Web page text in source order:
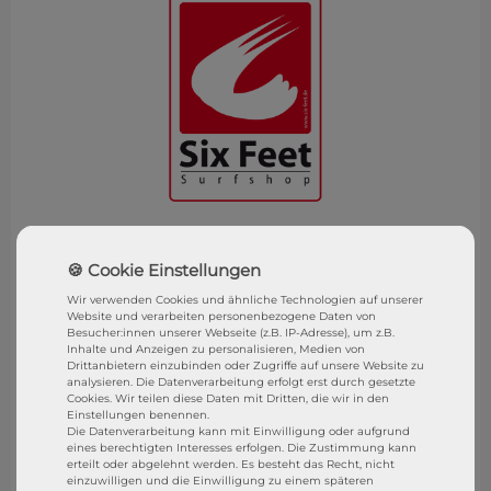
Besucht uns gerne in unserem Shop in Wasserburg.
SixFeet Surf & SUP SHOP
Sandgraben 1
88142 Wasserburg (B)
Store Öffnungszeiten
Wir verwenden Cookies und ähnliche Technologien auf unserer
Website und verarbeiten personenbezogene Daten von
Besucher:innen unserer Webseite (z.B. IP-Adresse), um z.B.
Inhalte und Anzeigen zu personalisieren, Medien von
Drittanbietern einzubinden oder Zugriffe auf unsere Website zu
analysieren. Die Datenverarbeitung erfolgt erst durch gesetzte
Cookies. Wir teilen diese Daten mit Dritten, die wir in den
Einstellungen benennen.
Die Datenverarbeitung kann mit Einwilligung oder aufgrund
eines berechtigten Interesses erfolgen. Die Zustimmung kann
erteilt oder abgelehnt werden. Es besteht das Recht, nicht
einzuwilligen und die Einwilligung zu einem späteren